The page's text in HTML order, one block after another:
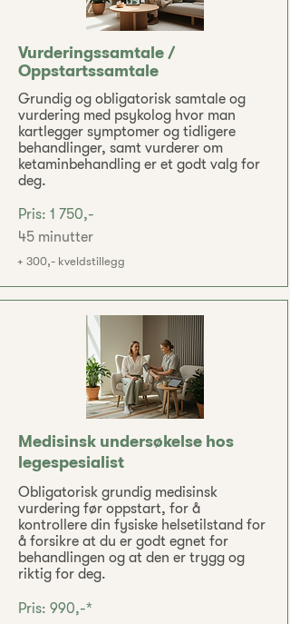
Vurderingssamtale /
Oppstartssamtale
Grundig og obligatorisk samtale og
vurdering med psykolog hvor man
kartlegger symptomer og tidligere
behandlinger, samt vurderer om
ketaminbehandling er et godt valg for
deg.
Pris: 1 750,-
45 minutter
+ 300,- kveldstillegg
Medisinsk undersøkelse hos
legespesialist
Obligatorisk grundig medisinsk
vurdering før oppstart, for å
kontrollere din fysiske helsetilstand for
å forsikre at du er godt egnet for
behandlingen og at den er trygg og
riktig for deg.
Pris: 990,-*